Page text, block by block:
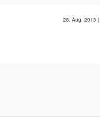
28. Aug. 2013 |